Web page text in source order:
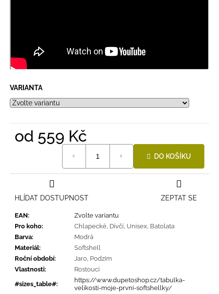
VARIANTA
od 559 Kč
DO KOŠÍKU
EAN:
Zvolte variantu
Pro koho: Chlapecké, Dívčí, Unisex, Batolata
Barva:
Modrá
Materiál:
Softshell
Roční období: Jaro, Podzim
Vlastnosti:
Rostoucí
#sizes_table#:
https://www.dupetoshop.cz/tabulka-
velikosti-moje-prvni-softshellky/
ZEPTAT SE
HLÍDAT DOSTUPNOST